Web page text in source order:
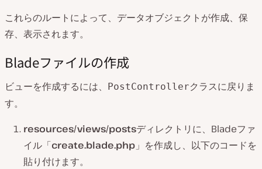
これらのルートによって、データオブジェクトが作成、保
存、表示されます。
Bladeファイルの作成
ビューを作成するには、 PostControllerクラスに戻りま
す。
resources/views/postsディレクトリに、Bladeファ
イル「create.blade.php 」を作成し、以下のコードを
貼り付けます。